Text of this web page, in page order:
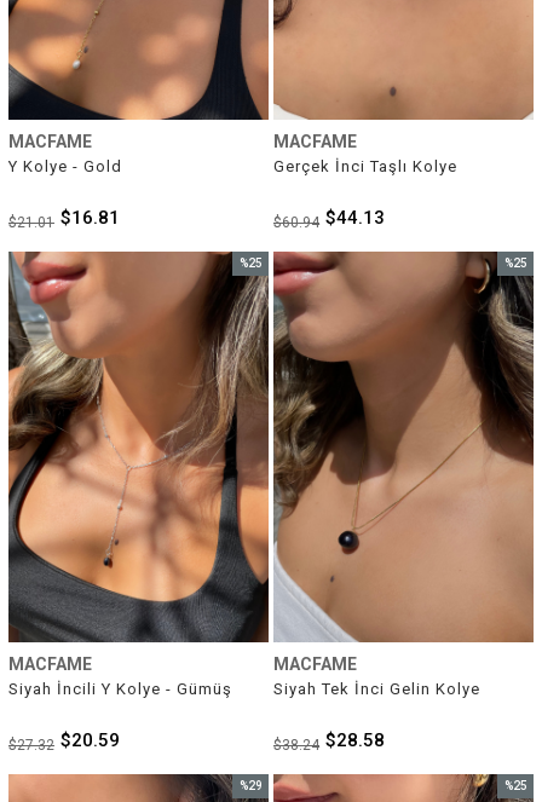
MACFAME
Y Kolye - Gold
$16.81
$21.01
MACFAME
Gerçek İnci Taşlı Kolye
$44.13
$60.94
MACFAME
Siyah İncili Y Kolye - Gümüş
$20.59
$27.32
%25
İndirim
%25İndirim
MACFAME
Siyah Tek İnci Gelin Kolye
$28.58
$38.24
%25
İndirim
%29
%25